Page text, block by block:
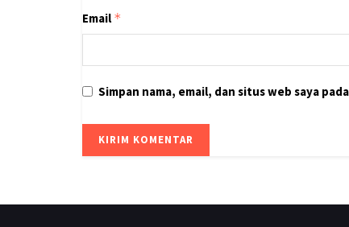
Email *
Simpan nama, email, dan situs web saya